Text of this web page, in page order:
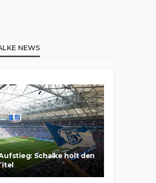
NEWS
Schalke holt den